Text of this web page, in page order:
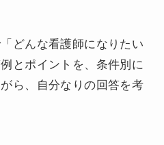
どんな看護師になりたい
とポイントを、条件別に
ら、自分なりの回答を考